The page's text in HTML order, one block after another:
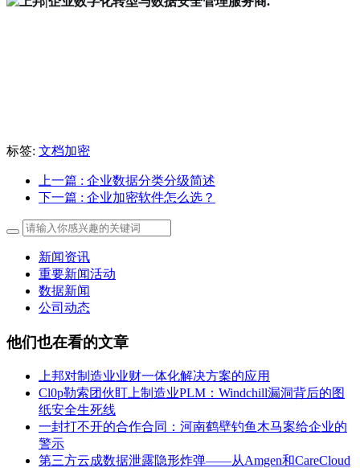
标签: 文档加密
上一篇 : 企业数据分类分级简述
下一篇 : 企业加密软件怎么选？
新闻资讯
重要新闻活动
数据新闻
公司动态
他们也在看的文章
上邦对制造业业财一体化解决方案的应用
Cl0p勒索团伙盯上制造业PLM：Windchill漏洞背后的图
纸安全生死线
一封打不开的合作合同：河南鹤壁钓鱼木马案给企业的
警示
第三方云成数据泄露隐形炸弹——从Amgen和CareCloud